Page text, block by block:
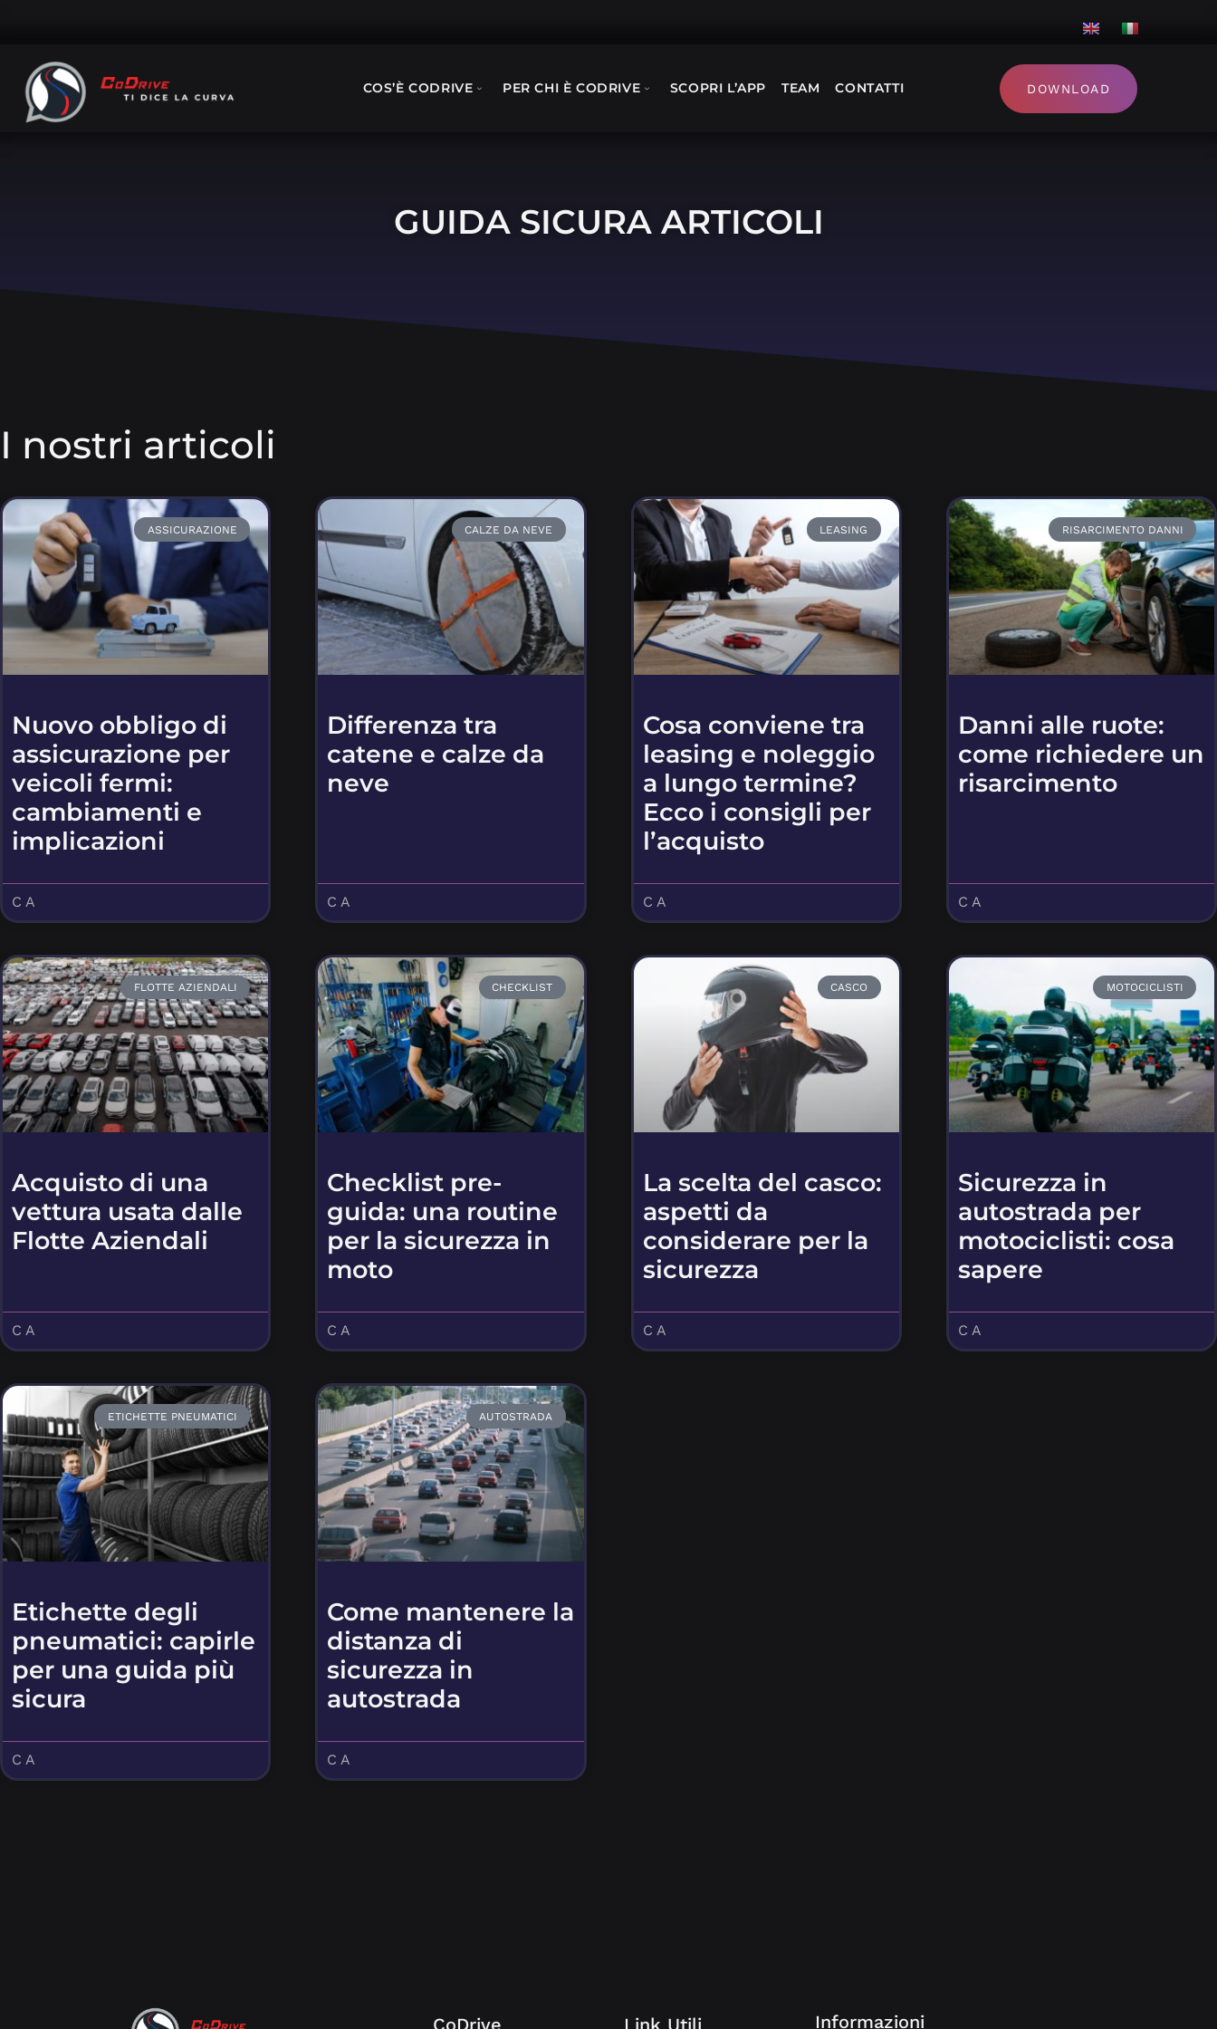
COS’È CODRIVE PER CHI È CODRIVE SCOPRI L’APP TEAM CONTATTI DOWNLOAD
GUIDA SICURA ARTICOLI
I nostri articoli
ASSICURAZIONE
Nuovo obbligo di
assicurazione per
veicoli fermi:
cambiamenti e
implicazioni
C A
CALZE DA NEVE
Differenza tra
catene e calze da
neve
C A
LEASING
Cosa conviene tra
leasing e noleggio
a lungo termine?
Ecco i consigli per
l’acquisto
C A
RISARCIMENTO DANNI
Danni alle ruote:
come richiedere un
risarcimento
C A
FLOTTE AZIENDALI
Acquisto di una
vettura usata dalle
Flotte Aziendali
C A
CHECKLIST
Checklist pre-
guida: una routine
per la sicurezza in
moto
C A
CASCO
La scelta del casco:
aspetti da
considerare per la
sicurezza
C A
MOTOCICLISTI
Sicurezza in
autostrada per
motociclisti: cosa
sapere
C A
ETICHETTE PNEUMATICI
Etichette degli
pneumatici: capirle
per una guida più
sicura
C A
AUTOSTRADA
Come mantenere la
distanza di
sicurezza in
autostrada
C A
CoDrive Link Utili Informazioni